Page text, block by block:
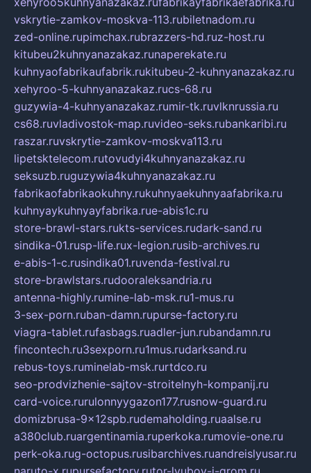
vskrytie-zamkov-moskva-113.rubiletnadom.ru
zed-online.rupimchax.rubrazzers-hd.ruz-host.ru
kitubeu2kuhnyanazakaz.runaperekate.ru
kuhnyaofabrikaufabrik.rukitubeu-2-kuhnyanazakaz.ru
xehyroo-5-kuhnyanazakaz.rucs-68.ru
guzywia-4-kuhnyanazakaz.rumir-tk.ruvlknrussia.ru
cs68.ruvladivostok-map.ruvideo-seks.rubankaribi.ru
raszar.ruvskrytie-zamkov-moskva113.ru
lipetsktelecom.rutovudyi4kuhnyanazakaz.ru
seksuzb.ruguzywia4kuhnyanazakaz.ru
fabrikaofabrikaokuhny.rukuhnyaekuhnyaafabrika.ru
kuhnyaykuhnyayfabrika.rue-abis1c.ru
store-brawl-stars.rukts-services.rudark-sand.ru
sindika-01.rusp-life.rux-legion.rusib-archives.ru
e-abis-1-c.rusindika01.ruvenda-festival.ru
store-brawlstars.rudooraleksandria.ru
antenna-highly.rumine-lab-msk.ru1-mus.ru
3-sex-porn.ruban-damn.rupurse-factory.ru
viagra-tablet.rufasbags.ruadler-jun.rubandamn.ru
fincontech.ru3sexporn.ru1mus.rudarksand.ru
rebus-toys.ruminelab-msk.rurtdco.ru
seo-prodvizhenie-sajtov-stroitelnyh-kompanij.ru
card-voice.rurulonnyygazon177.rusnow-guard.ru
domizbrusa-9x12spb.rudemaholding.ruaalse.ru
a380club.ruargentinamia.ruperkoka.rumovie-one.ru
perk-oka.rug-octopus.rusibarchives.ruandreislyusar.ru